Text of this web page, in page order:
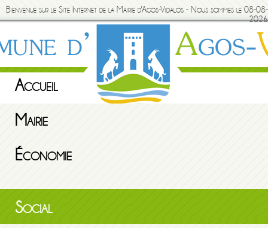
Bienvenue sur le Site Internet de la Mairie d'Agos-Vidalos - Nous sommes le 08-08-
2026
Accueil
Mairie
Économie
Social